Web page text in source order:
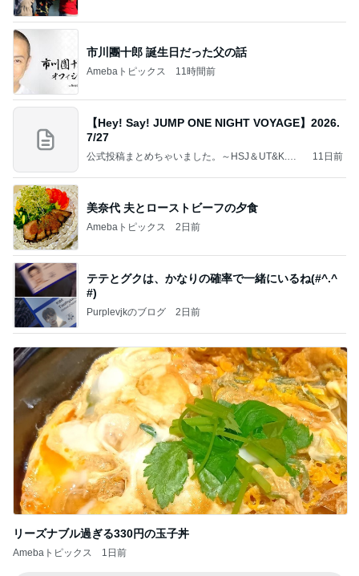
市川團十郎 誕生日だった父の話
Amebaトピックス 11時間前
【Hey! Say! JUMP ONE NIGHT VOYAGE】2026.
7/27
公式投稿まとめちゃいました。～HSJ＆UT&K.O.
11日前
美奈代 夫とローストビーフの夕食
Amebaトピックス 2日前
テテとグクは、かなりの確率で一緒にいるね(#^.^
#)
Purplevjkのブログ 2日前
リーズナブル過ぎる330円の玉子丼
Amebaトピックス 1日前